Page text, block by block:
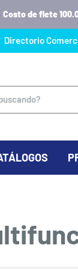
Costo de flete
Directorio